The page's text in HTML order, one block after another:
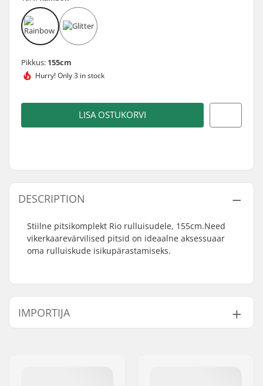
Pikkus: 155cm
Hurry!Only 3 in stock
LISA OSTUKORVI
DESCRIPTION
Stiilne pitsikomplekt Rio rulluisudele, 155cm.Need
vikerkaarevärvilised pitsid on ideaalne aksessuaar
oma rulluiskude isikupärastamiseks.
IMPORTIJA